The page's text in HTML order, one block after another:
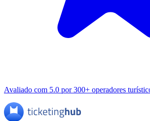
Avaliado com 5.0 por 300+ operadores